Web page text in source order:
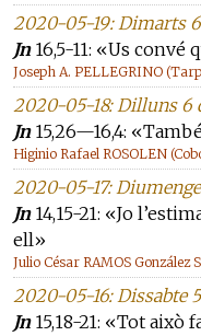
2020-05-19: Dimarts 6
Jn16,5-11: «Us convé
Joseph A. PELLEGRINO
2020-05-18: Dilluns 6
Jn15,26—16,4:
Higinio Rafael ROSOLEN
2020-05-17:
Jn14,15-21: «Jo
ell»
Julio César RAMOS González
2020-05-16: Dissabte
Jn15,18-21: «Tot això